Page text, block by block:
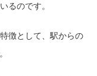
るのです。
徴として、駅からの